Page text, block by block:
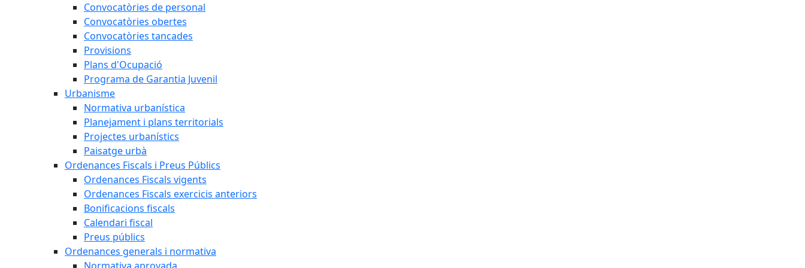
Convocatòries de personal
Convocatòries obertes
Convocatòries tancades
Provisions
Plans d'Ocupació
Programa de Garantia Juvenil
Urbanisme
Normativa urbanística
Planejament i plans territorials
Projectes urbanístics
Paisatge urbà
Ordenances Fiscals i Preus Públics
Ordenances Fiscals vigents
Ordenances Fiscals exercicis anteriors
Bonificacions fiscals
Calendari fiscal
Preus públics
Ordenances generals i normativa